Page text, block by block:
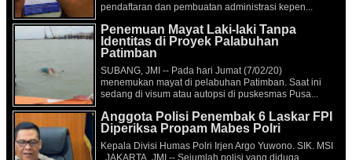
pendaftaran dan pembuatan administrasi kepen...
Penemuan Mayat Laki-laki Tanpa
Identitas di Proyek Palabuhan
Patimban
SUBANG, JMI -- Pada hari Jumat (7/02/20)
menemukan mayat di pelabuhan Patimban. Saat ini
sedang di visum atau autopsi di puskesmas Pusa...
Anggota Polisi Penembak 6 Laskar FPI
Diperiksa Propam Mabes Polri
Kepala Divisi Humas Polri Irjen Argo Yuwono. SIK. MSI
JAKARTA, JMI -- Sejumlah polisi yang diduga